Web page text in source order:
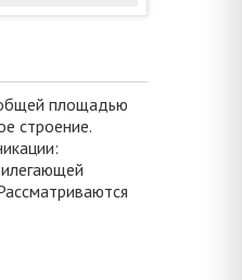
общей площадью
строение.